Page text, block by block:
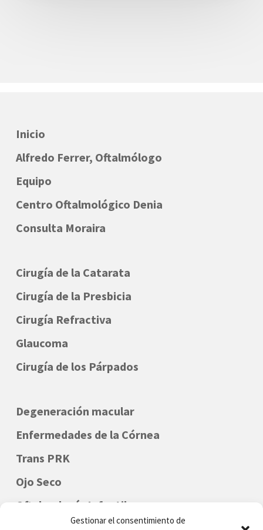
Gestionar el consentimiento de
Inicio
Alfredo Ferrer, Oftalmólogo
Equipo
Centro Oftalmológico Denia
Consulta Moraira
Cirugía de la Catarata
Cirugía de la Presbicia
Cirugía Refractiva
Glaucoma
Cirugía de los Párpados
Degeneración macular
Enfermedades de la Córnea
Trans PRK
Ojo Seco
Oftalmología Infantil